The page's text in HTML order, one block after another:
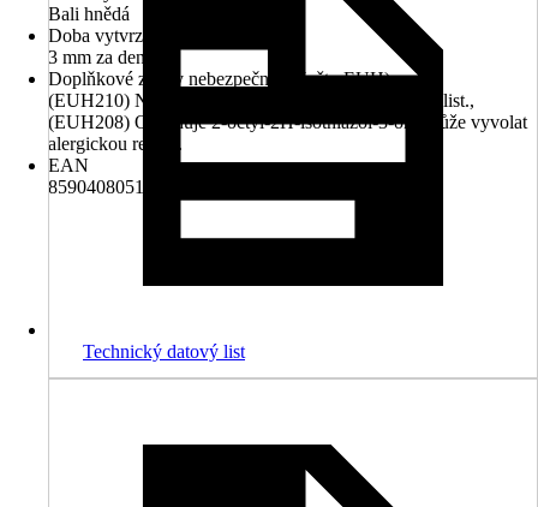
Bali hnědá
Doba vytvrzení
3 mm za den
Doplňkové znaky nebezpečnosti (věty EUH)
(EUH210) Na vyžádání je k dispozici bezpečnostní list.,
(EUH208) Obsahuje 2-octyl-2H-isothiazol-3-on. Může vyvolat
alergickou reakci.
EAN
8590408051701
Technický datový list